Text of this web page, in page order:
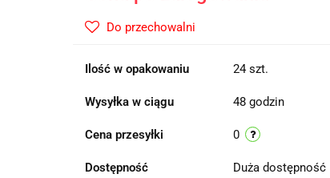
Do przechowalni
Ilość w opakowaniu 24 szt.
Wysyłka w ciągu 48 godzin
Cena przesyłki 0
Dostępność Duża dostępność